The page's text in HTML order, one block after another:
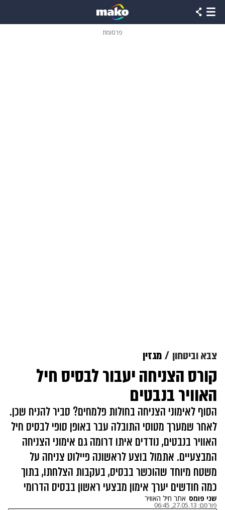
פרסומת
צבא וביטחון מגזין
קורס הצניחה יעבור לבסיס חיל
האוויר בנבטים
הסוף לאימוני הצניחה בחולות פלמחים? סביר להניח שכן.
לאחר שמערך מטוסי התובלה עבר באופן סופי לבסיס חיל
האוויר בנבטים, נודדים איתו דרומה גם אימוני הצניחה
המבצעיים. אתמול בוצע לראשונה פיילוט צניחה על
משטח מיוחד שהוכשר בבסיס, בעקבות הצלחתו, בתוך
כמה חודשים יערך אימון מבצעי ראשון בבסיס הדרומי
שני פומס אתר חיל האוויר
פורסם: 27.05.13, 06:45